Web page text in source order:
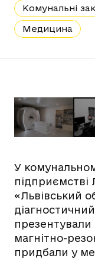
Комунальні
Медицина
У
підприємстві
«Львівський
магнітно-
придбали у